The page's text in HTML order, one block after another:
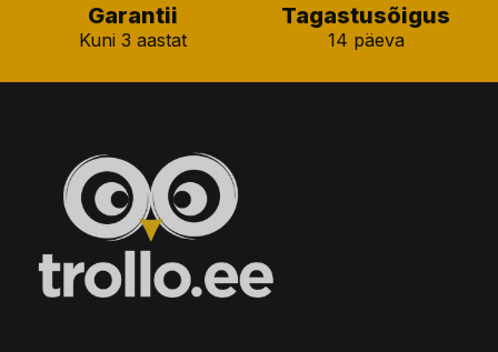
Garantii
Kuni 3 aastat
Tagastusõigus
14 päeva